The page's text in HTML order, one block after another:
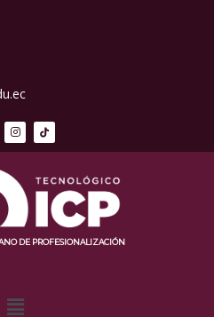
DE PROFESIONALIZACIÓN